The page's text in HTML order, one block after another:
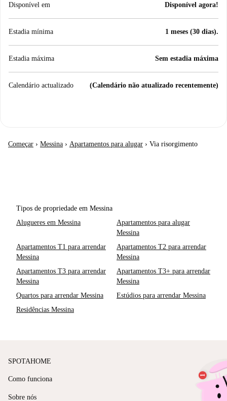
Disponível em Disponível agora!
Estadia mínima 1 meses (30 dias).
Estadia máxima Sem estadia máxima
Calendário actualizado (Calendário não atualizado recentemente)
Começar › Messina › Apartamentos para alugar › Via risorgimento
Tipos de propriedade em Messina
Alugueres em Messina
Apartamentos para alugar
Messina
Apartamentos T1 para arrendar
Messina
Apartamentos T2 para arrendar
Messina
Apartamentos T3 para arrendar
Messina
Apartamentos T3+ para arrendar
Messina
Quartos para arrendar Messina
Estúdios para arrendar Messina
Residências Messina
SPOTAHOME
Como funciona
Sobre nós